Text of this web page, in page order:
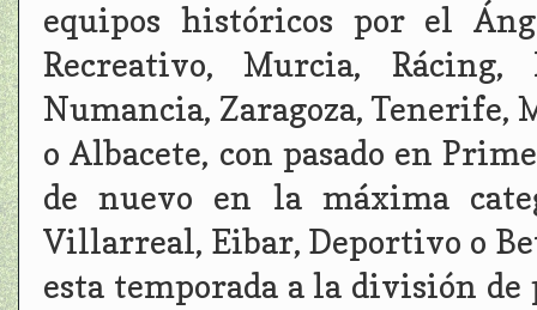
equipos históricos por el
Recreativo, Murcia, Rácing,
Numancia, Zaragoza, Tenerife,
o Albacete, con pasado en
de nuevo en la máxima
Villarreal, Eibar, Deportivo o
esta temporada a la división